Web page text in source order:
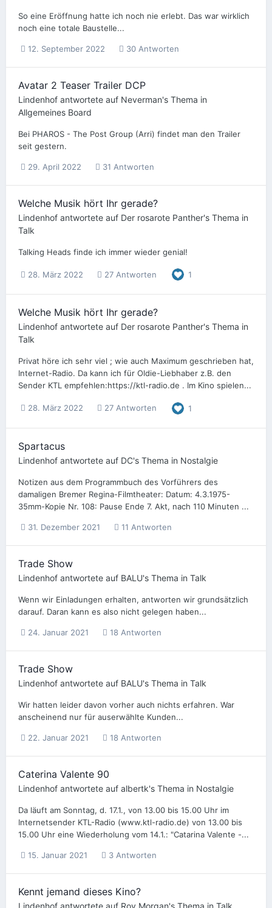
So eine Eröffnung hatte ich noch nie erlebt. Das war wirklich
noch eine totale Baustelle...
12. September 2022 30 Antworten
Avatar 2 Teaser Trailer DCP
Lindenhof antwortete auf Neverman's Thema in
Allgemeines Board
Bei PHAROS - The Post Group (Arri) findet man den Trailer
seit gestern.
29. April 2022 31 Antworten
Welche Musik hört Ihr gerade?
Lindenhof antwortete auf Der rosarote Panther's Thema in
Talk
Talking Heads finde ich immer wieder genial!
28. März 2022 27 Antworten 1
Welche Musik hört Ihr gerade?
Lindenhof antwortete auf Der rosarote Panther's Thema in
Talk
Privat höre ich sehr viel ; wie auch Maximum geschrieben hat,
Internet-Radio. Da kann ich für Oldie-Liebhaber z.B. den
Sender KTL empfehlen:https://ktl-radio.de . Im Kino spielen...
28. März 2022 27 Antworten 1
Spartacus
Lindenhof antwortete auf DC's Thema in Nostalgie
Notizen aus dem Programmbuch des Vorführers des
damaligen Bremer Regina-Filmtheater: Datum: 4.3.1975-
35mm-Kopie Nr. 108: Pause Ende 7. Akt, nach 110 Minuten ...
31. Dezember 2021 11 Antworten
Trade Show
Lindenhof antwortete auf BALU's Thema in Talk
Wenn wir Einladungen erhalten, antworten wir grundsätzlich
darauf. Daran kann es also nicht gelegen haben...
24. Januar 2021 18 Antworten
Trade Show
Lindenhof antwortete auf BALU's Thema in Talk
Wir hatten leider davon vorher auch nichts erfahren. War
anscheinend nur für auserwählte Kunden...
22. Januar 2021 18 Antworten
Caterina Valente 90
Lindenhof antwortete auf albertk's Thema in Nostalgie
Da läuft am Sonntag, d. 17.1., von 13.00 bis 15.00 Uhr im
Internetsender KTL-Radio (www.ktl-radio.de) von 13.00 bis
15.00 Uhr eine Wiederholung vom 14.1.: "Catarina Valente -...
15. Januar 2021 3 Antworten
Kennt jemand dieses Kino?